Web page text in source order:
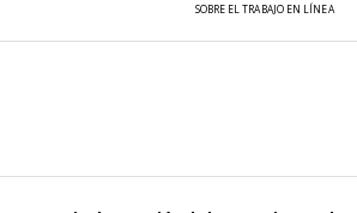
SOBRE EL TRABAJO EN LÍNEA